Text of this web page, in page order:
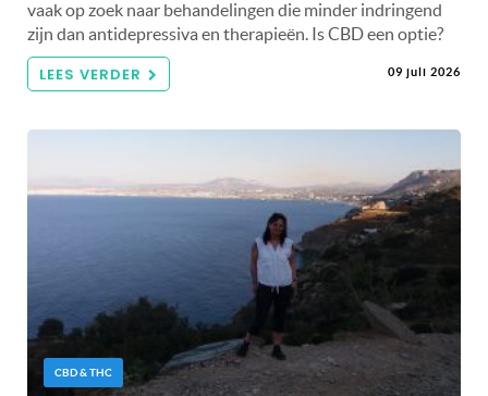
vaak op zoek naar behandelingen die minder indringend
zijn dan antidepressiva en therapieën. Is CBD een optie?
LEES VERDER 09 juli 2026
CBD & THC